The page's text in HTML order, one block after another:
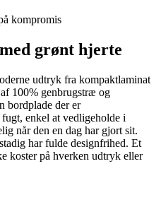
kompromis
grønt hjerte
udtryk fra kompaktlaminat
100% genbrugstræ og
bordplade der er
enkel at vedligeholde i
når den en dag har gjort sit.
har fulde designfrihed. Et
koster på hverken udtryk eller